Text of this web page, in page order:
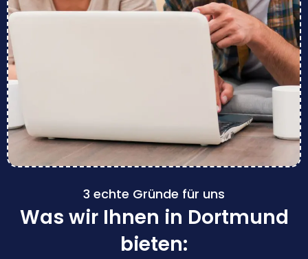
3 echte Gründe für uns
Was wir Ihnen in Dortmund
bieten: